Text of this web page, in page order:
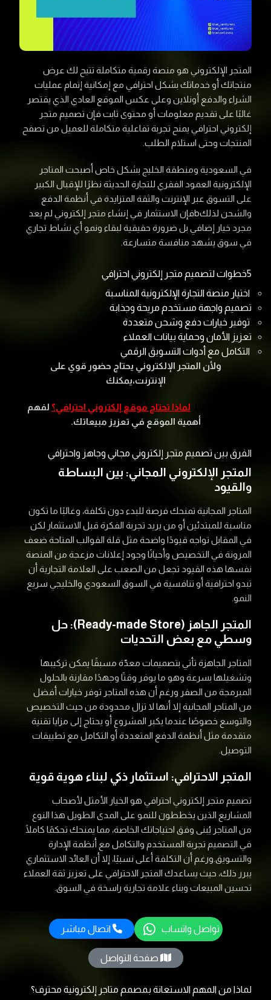
المتجر الإلكتروني هو منصة رقمية متكاملة تتيح لك عرض
منتجاتك أو خدماتك بشكل احترافي مع إمكانية إتمام عمليات
الشراء والدفع أونلاين وعلى عكس الموقع العادي الذي يقتصر
غالبًا على تقديم معلومات أو محتوى ثابت فإن تصميم متجر
إلكتروني احترافي يمنح تجربة تفاعلية متكاملة للعميل من تصفح
المنتجات وحتى استلام الطلب.
في السعودية ومنطقة الخليج بشكل خاص أصبحت المتاجر
الإلكترونية العمود الفقري للتجارة الحديثة نظرًا للإقبال الكبير
على التسوق عبر الإنترنت والثقة المتزايدة في أنظمة الدفع
والشحن لذلكbفإن الاستثمار في إنشاء متجر إلكتروني لم يعد
مجرد خيار إضافي بل ضرورة حقيقية لبقاء ونمو أي نشاط تجاري
في سوق يشهد منافسة متسارعة.
5خطوات لتصميم متجر إلكتروني احترافي
اختيار منصة التجارة الإلكترونية المناسبة
تصميم واجهة مستخدم مريحة وجذابة
توفير خيارات دفع وشحن متعددة
تعزيز الأمان وحماية بيانات العملاء
التكامل مع أدوات التسويق الرقمي
ولأن المتجر الإلكتروني يحتاج حضور قوي على
الإنترنت،يمكنك
لماذا تحتاج موقع إلكتروني احترافي؟ لفهم
أهمية الموقع في تعزيز مبيعاتك.
الفرق بين تصميم متجر إلكتروني مجاني وجاهز واحترافي
المتجر الإلكتروني المجاني: بين البساطة
والقيود
المتاجر المجانية تمنحك فرصة للبدء دون تكلفة، وغالبًا ما تكون
مناسبة للمبتدئين أو من يريد تجربة الفكرة قبل الاستثمار لكن
في المقابل تواجه قيودًا واضحة مثل قلة القوالب المتاحة ضعف
المرونة في التخصيص وأحيانًا وجود إعلانات مزعجة من المنصة
نفسها هذه القيود تجعل من الصعب على العلامة التجارية أن
تبدو احترافية أو تنافسية في السوق السعودي والخليجي سريع
النمو.
المتجر الجاهز (Ready-made Store): حل
وسطي مع بعض التحديات
المتاجر الجاهزة تأتي بتصميمات معدّة مسبقًا يمكن تركيبها
وتشغيلها بسرعة وهو ما يوفر وقتًا وجهدًا مقارنة بالحلول
المبرمجة من الصفر ورغم أن هذه المتاجر توفر خيارات أفضل
من المتاجر المجانية إلا أنها لا تزال محدودة من حيث التخصيص
والتوسع خصوصًا عندما يكبر المشروع أو يحتاج إلى مزايا تقنية
متقدمة مثل أنظمة الدفع المتعددة أو التكامل مع تطبيقات
التوصيل.
المتجر الاحترافي: استثمار ذكي لبناء هوية قوية
تصميم متجر إلكتروني احترافي هو الخيار الأمثل لأصحاب
المشاريع الذين يخططون للنمو على المدى الطويل هذا النوع
من المتاجر يُبنى وفق احتياجاتك الخاصة، مما يمنحك تحكمًا كاملًا
في التصميم تجربة المستخدم والتكامل مع أنظمة الإدارة
والتسويق.ورغم أن التكلفة أعلى نسبيًا، إلا أن العائد الاستثماري
يبرر ذلك، حيث يساعدك المتجر الاحترافي على تعزيز ثقة العملاء
تحسين المبيعات وبناء علامة تجارية راسخة في السوق.
تواصل واتساب اتصال مباشر
صفحة التواصل
لماذا من المهم الاستعانة بمصمم متاجر إلكترونية محترف؟